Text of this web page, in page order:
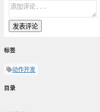
发表评论
标签
动作开发
目录